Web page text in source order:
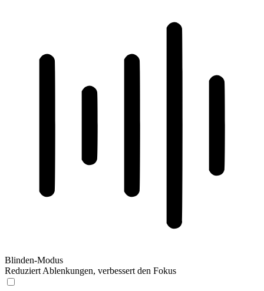
Blinden-Modus
Reduziert Ablenkungen, verbessert den Fokus